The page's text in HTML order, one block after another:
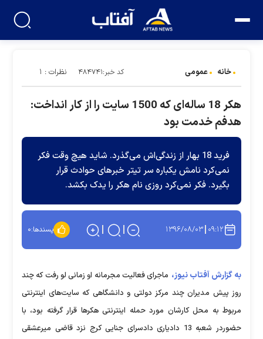
خانه عمومی کد خبر:۴۸۴۷۴۱ نظرات : ۱
هکر 18 ساله‌ای که 1500 سایت را از کار انداخت:
هدفم خدمت بود
فرید 18 بهار از زندگی‌اش می‌گذرد. شاید هیچ وقت فکر
نمی‌کرد نامش یکباره سر تیتر خبرهای حوادث قرار
بگیرد. فکر نمی‌کرد روزی نام هکر را یدک بکشد.
۰۹:۱۲ ۱۳۹۶/۰۸/۰۳ پسندها:۰
به گزارش آفتاب نیوز، ماجرای فعالیت مجرمانه او زمانی لو رفت که چند
روز پیش مدیران چند مرکز دولتی و دانشگاهی که سایت‌های اینترنتی
مربوط به محل کارشان مورد حمله اینترنتی هکرها قرار گرفته بود، با
حضوردر شعبه 13 دادیاری دادسرای جنایی کرج نزد قاضی میرعشقی